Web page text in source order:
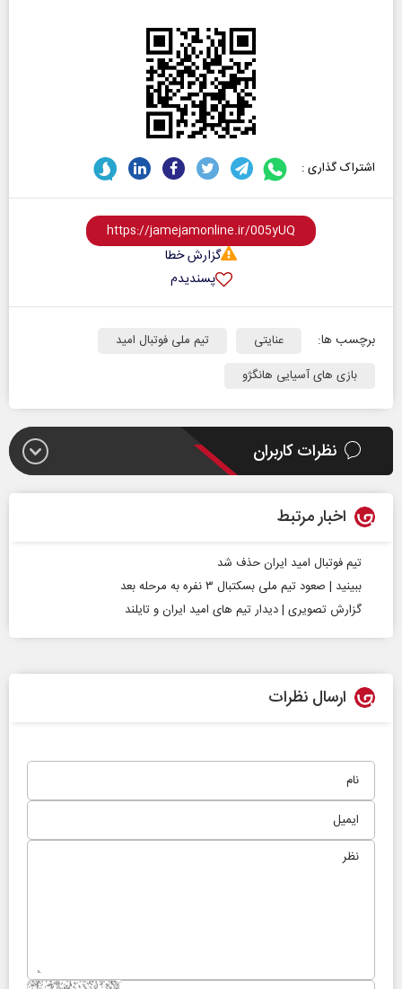
اشتراک گذاری :
گزارش خطا
پسندیدم
برچسب ها: عنایتی
تیم ملی فوتبال امید
بازی های آسیایی هانگژو
نظرات کاربران
اخبار مرتبط
تیم فوتبال امید ایران حذف شد
ببینید | صعود تیم ملی بسکتبال ۳ نفره به مرحله بعد
گزارش تصویری | دیدار تیم های امید ایران و تایلند
ارسال نظرات